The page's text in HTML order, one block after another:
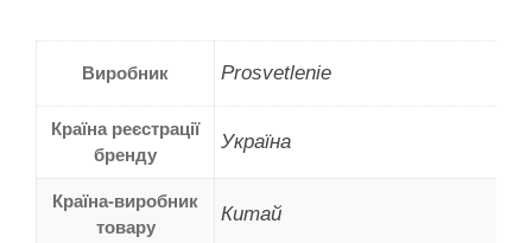
Виробник Prosvetlenie
Країна реєстрації
бренду
Україна
Країна-виробник
товару
Китай